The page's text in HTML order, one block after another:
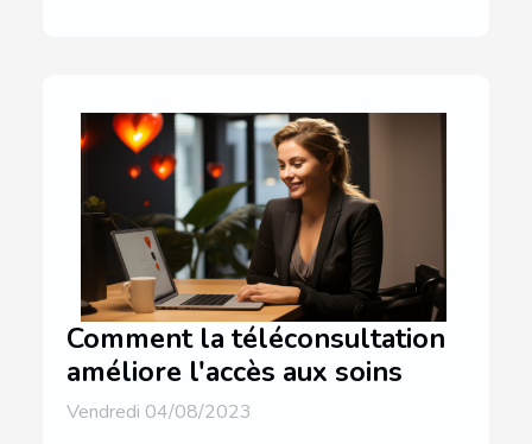
Comment la téléconsultation
améliore l'accès aux soins
Vendredi 04/08/2023